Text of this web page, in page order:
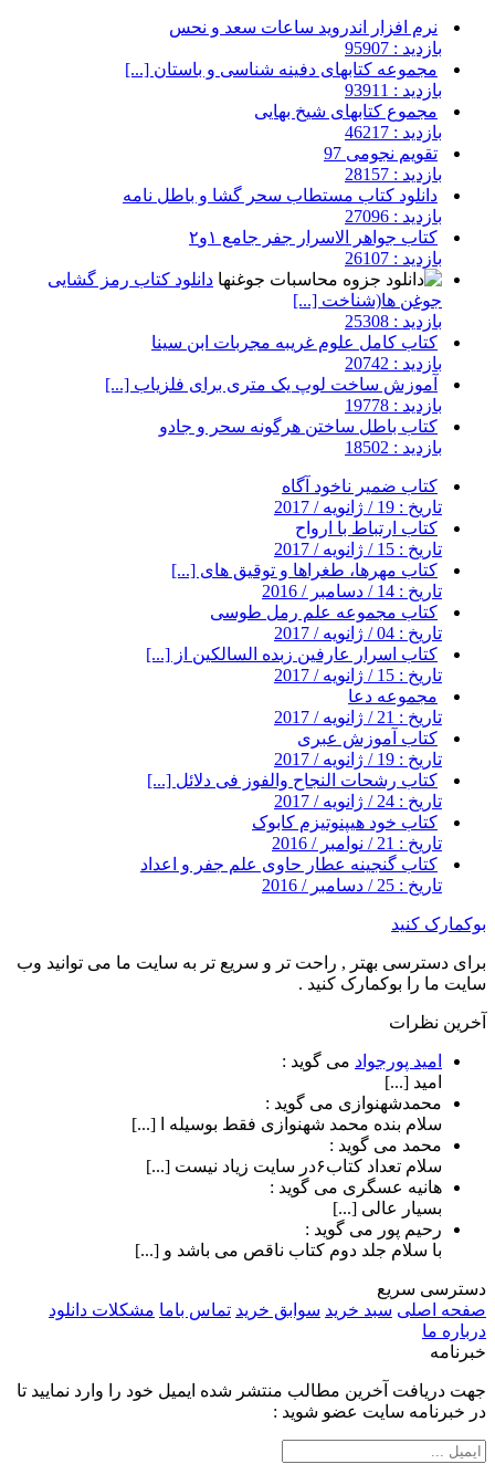
نرم افزار اندروید ساعات سعد و نحس
بازدید : 95907
مجموعه کتابهای دفینه شناسی و باستان [...]
بازدید : 93911
مجموع کتابهای شیخ بهایی
بازدید : 46217
تقویم نجومی 97
بازدید : 28157
دانلود کتاب مستطاب سحر گشا و باطل نامه
بازدید : 27096
کتاب جواهر الاسرار جفر جامع ۱و۲
بازدید : 26107
دانلود کتاب رمز گشایی
جوغن ها(شناخت [...]
بازدید : 25308
کتاب کامل علوم غریبه مجربات ابن سینا
بازدید : 20742
آموزش ساخت لوپ یک متری برای فلزیاب [...]
بازدید : 19778
کتاب باطل ساختن هرگونه سحر و جادو
بازدید : 18502
کتاب ضمیر ناخود آگاه
تاریخ : 19 / ژانویه / 2017
کتاب ارتباط با ارواح
تاریخ : 15 / ژانویه / 2017
کتاب مهرها، طغراها و توقیق های [...]
تاریخ : 14 / دسامبر / 2016
کتاب مجموعه علم رمل طوسی
تاریخ : 04 / ژانویه / 2017
کتاب اسرار عارفین زبده السالکین از [...]
تاریخ : 15 / ژانویه / 2017
مجموعه دعا
تاریخ : 21 / ژانویه / 2017
کتاب آموزش عبری
تاریخ : 19 / ژانویه / 2017
کتاب رشحات النجاح والفوز فى دلائل [...]
تاریخ : 24 / ژانویه / 2017
کتاب خود هیپنوتیزم کابوک
تاریخ : 21 / نوامبر / 2016
کتاب گنجینه عطار حاوی علم جفر و اعداد
تاریخ : 25 / دسامبر / 2016
بوکمارک کنید
برای دسترسی بهتر , راحت تر و سریع تر به سایت ما می توانید وب
سایت ما را بوکمارک کنید .
آخرین نظرات
امید پورجواد می گوید :
امید [...]
محمدشهنوازی می گوید :
سلام بنده محمد شهنوازی فقط بوسیله ا [...]
محمد می گوید :
سلام تعداد کتاب۶در سایت زیاد نیست [...]
هانیه عسگری می گوید :
بسیار عالی [...]
رحیم پور می گوید :
با سلام جلد دوم کتاب ناقص می باشد و [...]
دسترسی سریع
صفحه اصلی سبد خرید سوابق خرید تماس باما مشکلات دانلود
درباره ما
خبرنامه
جهت دریافت آخرین مطالب منتشر شده ایمیل خود را وارد نمایید تا
در خبرنامه سایت عضو شوید :